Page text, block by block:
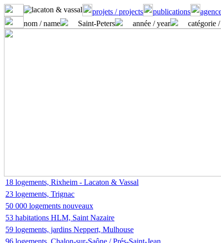
projets / projects publications
nom / name
Saint-Peters année / year catégorie
18 logements, Rixheim - Lacaton & Vassal
23 logements, Trignac
50 000 logements nouveaux
53 habitations HLM, Saint Nazaire
59 logements, jardins Neppert, Mulhouse
96 logements, Chalon-sur-Saône / Prés-Saint-Jean